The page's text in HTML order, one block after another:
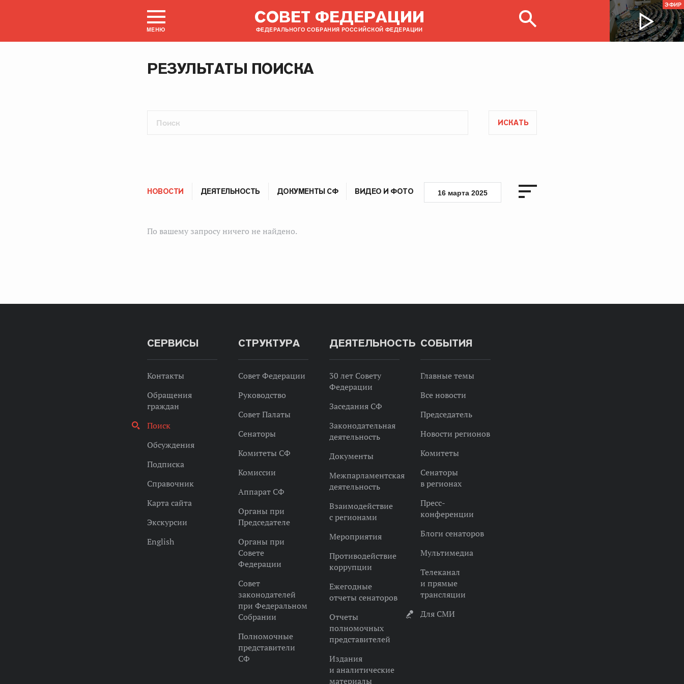
МЕНЮ
СОВЕТ ФЕДЕРАЦИИ
ФЕДЕРАЛЬНОГО СОБРАНИЯ РОССИЙСКОЙ ФЕДЕРАЦИИ
ЭФИР
РЕЗУЛЬТАТЫ ПОИСКА
ИСКАТЬ
НОВОСТИ ДЕЯТЕЛЬНОСТЬ ДОКУМЕНТЫ СФ ВИДЕО И ФОТО 16 марта 2025
По вашему запросу ничего не найдено.
СЕРВИСЫ
Контакты
Обращения
граждан
Поиск
Обсуждения
Подписка
Справочник
Карта сайта
Экскурсии
English
СТРУКТУРА
Совет Федерации
Руководство
Совет Палаты
Сенаторы
Комитеты СФ
Комиссии
Аппарат СФ
Органы при
Председателе
Органы при
Совете
Федерации
Совет
законодателей
при Федеральном
Собрании
Полномочные
представители
СФ
ДЕЯТЕЛЬНОСТЬ
30 лет Совету
Федерации
Заседания СФ
Законодательная
деятельность
Документы
Межпарламентская
деятельность
Взаимодействие
с регионами
Мероприятия
Противодействие
коррупции
Ежегодные
отчеты сенаторов
Отчеты
полномочных
представителей
Издания
и аналитические
материалы
СОБЫТИЯ
Главные темы
Все новости
Председатель
Новости регионов
Комитеты
Сенаторы
в регионах
Пресс-
конференции
Блоги сенаторов
Мультимедиа
Телеканал
и прямые
трансляции
Для СМИ